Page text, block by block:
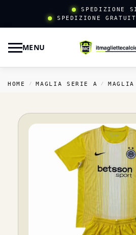
SPEDIZIONE
SPEDIZIONE
MENU
HOME / MAGLIA SERIE A / MAGLIA